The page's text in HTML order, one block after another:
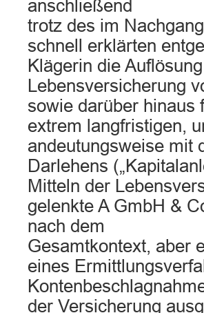
anschließend
trotz des im
schnell erklärten
Klägerin die
Lebensversicherung
sowie darüber hinaus
extrem langfristigen,
andeutungsweise mit
Darlehens
Mitteln der
gelenkte A GmbH &
nach dem
Gesamtkontext, aber
eines
der Versicherung